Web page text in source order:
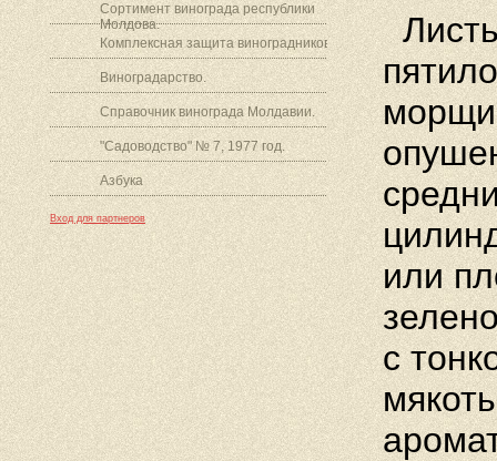
Сортимент винограда республики
Молдова.
Комплексная защита виноградников.
Виноградарство.
Справочник винограда Молдавии.
"Садоводство" № 7, 1977 год.
Азбука
Вход для партнеров
или
с